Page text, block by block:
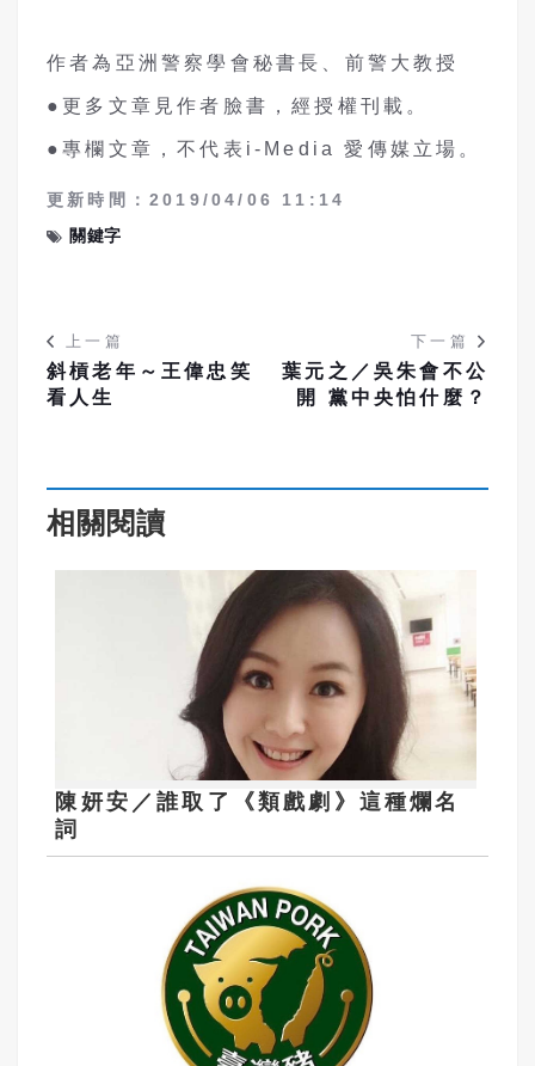
作者為亞洲警察學會秘書長、前警大教授
●更多文章見作者臉書，經授權刊載。
●專欄文章，不代表i-Media 愛傳媒立場。
更新時間：2019/04/06 11:14
關鍵字
上一篇
斜槓老年～王偉忠笑
看人生
下一篇
葉元之／吳朱會不公
開 黨中央怕什麼？
相關閱讀
陳妍安／誰取了《類戲劇》這種爛名
詞